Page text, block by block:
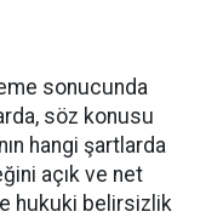
sonucunda
söz konusu
hangi şartlarda
açık ve net
hukuki belirsizlik